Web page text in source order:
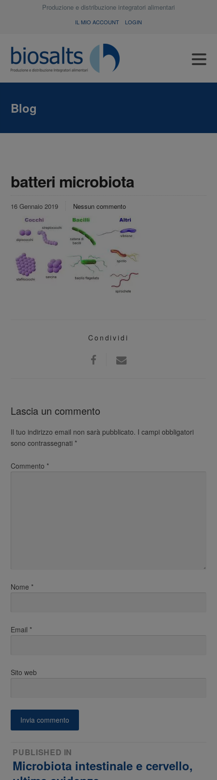
Produzione e distribuzione integratori alimentari
IL MIO ACCOUNT LOGIN
Blog
batteri microbiota
16 Gennaio 2019 Nessun commento
Condividi
Lascia un commento
Il tuo indirizzo email non sarà pubblicato. I campi obbligatori
sono contrassegnati*
Commento*
Nome*
Email*
Sito web
Navigazione
articoli
PUBLISHED IN
Microbiota intestinale e cervello,